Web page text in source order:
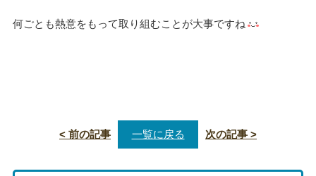
何ごとも熱意をもって取り組むことが大事ですね
< 前の記事 一覧に戻る 次の記事 >